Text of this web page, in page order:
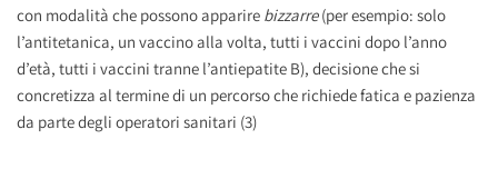
con modalità che possono apparire bizzarre(per esempio: solo
l’antitetanica, un vaccino alla volta, tutti i vaccini dopo l’anno
d’età, tutti i vaccini tranne l’antiepatite B), decisione che si
concretizza al termine di un percorso che richiede fatica e pazienza
da parte degli operatori sanitari (3)